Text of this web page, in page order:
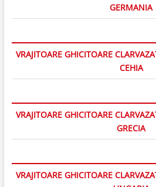
GERMANIA
VRAJITOARE GHICITOARE
CEHIA
VRAJITOARE GHICITOARE
GRECIA
VRAJITOARE GHICITOARE